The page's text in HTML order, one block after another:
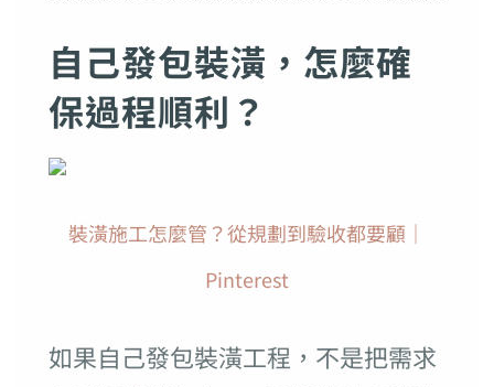
自己發包裝潢，怎麼確
保過程順利？
裝潢施工怎麼管？從規劃到驗收都要顧｜
Pinterest
如果自己發包裝潢工程，不是把需求